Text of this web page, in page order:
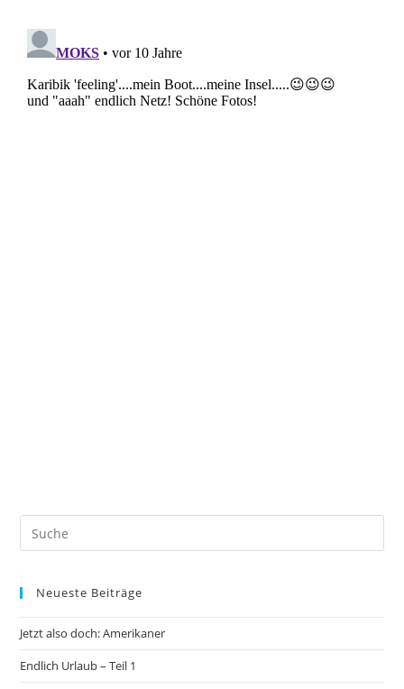
Neueste Beiträge
Jetzt also doch: Amerikaner
Endlich Urlaub – Teil 1